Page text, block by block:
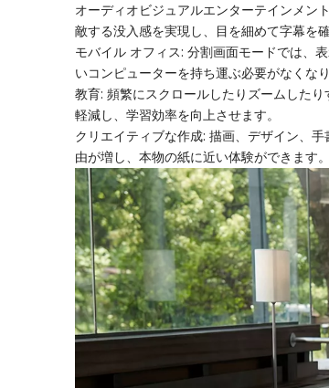
オーディオビジュアルエンターテインメン
敵する没入感を実現し、目を細めて字幕を
モバイル オフィス: 分割画面モードでは、
いコンピューターを持ち運ぶ必要がなくなり
教育: 頻繁にスクロールしたりズームした
軽減し、学習効率を向上させます。
クリエイティブな作成: 描画、デザイン、
由が増し、本物の紙に近い体験ができます。